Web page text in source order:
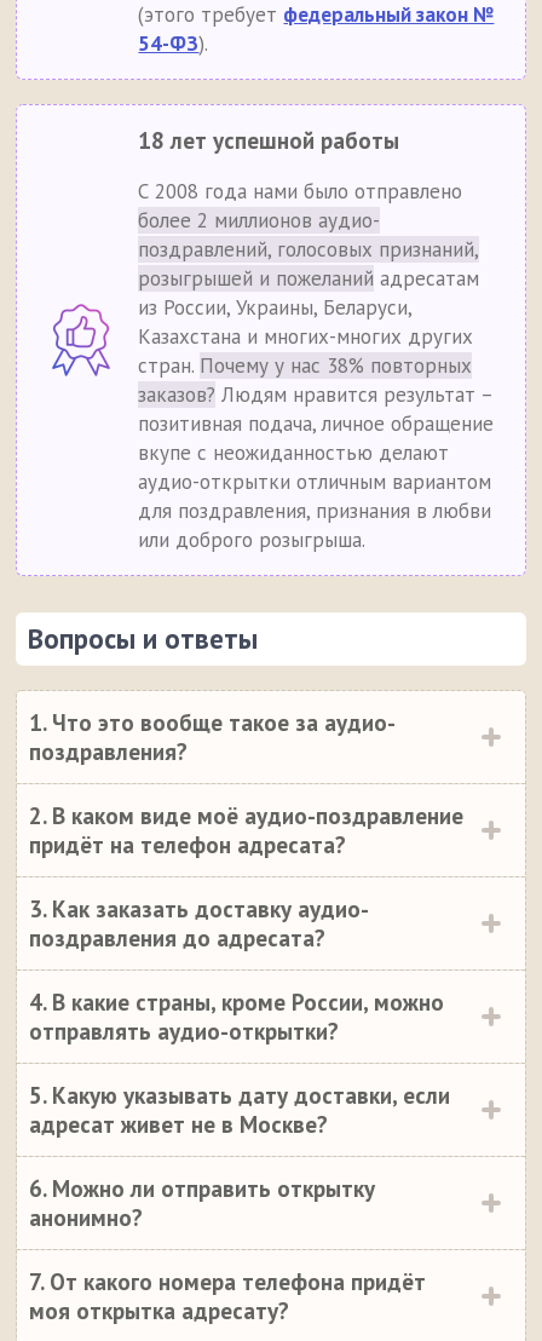
(этого требует федеральный закон №
54-ФЗ).
18 лет успешной работы
С 2008 года нами было отправлено
более 2 миллионов аудио-
поздравлений, голосовых признаний,
розыгрышей и пожеланий адресатам
из России, Украины, Беларуси,
Казахстана и многих-многих других
стран. Почему у нас 38% повторных
заказов? Людям нравится результат –
позитивная подача, личное обращение
вкупе с неожиданностью делают
аудио-открытки отличным вариантом
для поздравления, признания в любви
или доброго розыгрыша.
Вопросы и ответы
1. Что это вообще такое за аудио-
поздравления?
2. В каком виде моё аудио-поздравление
придёт на телефон адресата?
3. Как заказать доставку аудио-
поздравления до адресата?
4. В какие страны, кроме России, можно
отправлять аудио-открытки?
5. Какую указывать дату доставки, если
адресат живет не в Москве?
6. Можно ли отправить открытку
анонимно?
7. От какого номера телефона придёт
моя открытка адресату?